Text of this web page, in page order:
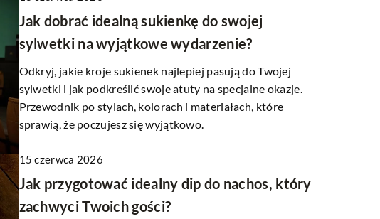
Jak dobrać idealną sukienkę do swojej
sylwetki na wyjątkowe wydarzenie?
Odkryj, jakie kroje sukienek najlepiej pasują do Twojej
sylwetki i jak podkreślić swoje atuty na specjalne okazje.
Przewodnik po stylach, kolorach i materiałach, które
sprawią, że poczujesz się wyjątkowo.
15 czerwca 2026
Jak przygotować idealny dip do nachos, który
zachwyci Twoich gości?